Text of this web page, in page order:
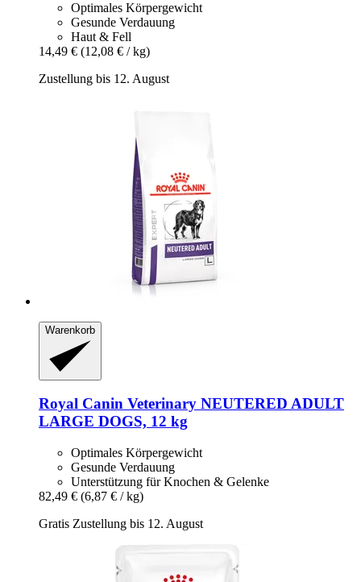
Optimales Körpergewicht
Gesunde Verdauung
Haut & Fell
14,49 € (12,08 € / kg)
Zustellung bis 12. August
Warenkorb
Royal Canin Veterinary NEUTERED ADULT
LARGE DOGS, 12 kg
Optimales Körpergewicht
Gesunde Verdauung
Unterstützung für Knochen & Gelenke
82,49 € (6,87 € / kg)
Gratis Zustellung bis 12. August